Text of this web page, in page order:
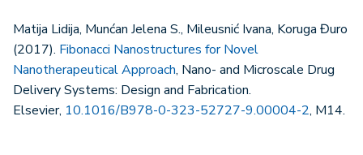
Matija Lidija, Munćan Jelena S., Mileusnić Ivana, Koruga Đuro
(2017). Fibonacci Nanostructures for Novel
Nanotherapeutical Approach, Nano- and Microscale Drug
Delivery Systems: Design and Fabrication.
Elsevier, 10.1016/B978-0-323-52727-9.00004-2, M14.